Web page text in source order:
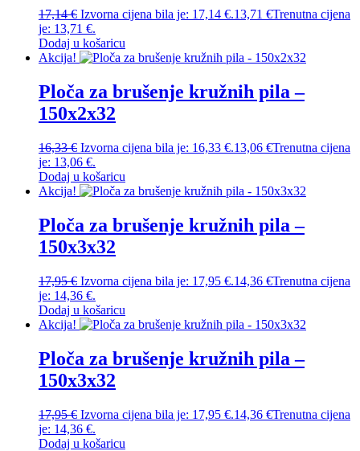
17,14€ Izvorna cijena bila je: 17,14 €.13,71 €Trenutna cijena
je: 13,71 €.
Dodaj u košaricu
Akcija!
Ploča za brušenje kružnih pila –
150x2x32
16,33€ Izvorna cijena bila je: 16,33 €.13,06 €Trenutna cijena
je: 13,06 €.
Dodaj u košaricu
Akcija!
Ploča za brušenje kružnih pila –
150x3x32
17,95€ Izvorna cijena bila je: 17,95 €.14,36 €Trenutna cijena
je: 14,36 €.
Dodaj u košaricu
Akcija!
Ploča za brušenje kružnih pila –
150x3x32
17,95€ Izvorna cijena bila je: 17,95 €.14,36 €Trenutna cijena
je: 14,36 €.
Dodaj u košaricu